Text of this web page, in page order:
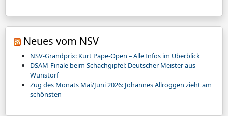
Neues vom NSV
NSV-Grandprix: Kurt Pape-Open – Alle Infos im Überblick
DSAM-Finale beim Schachgipfel: Deutscher Meister aus
Wunstorf
Zug des Monats Mai/Juni 2026: Johannes Allroggen zieht am
schönsten